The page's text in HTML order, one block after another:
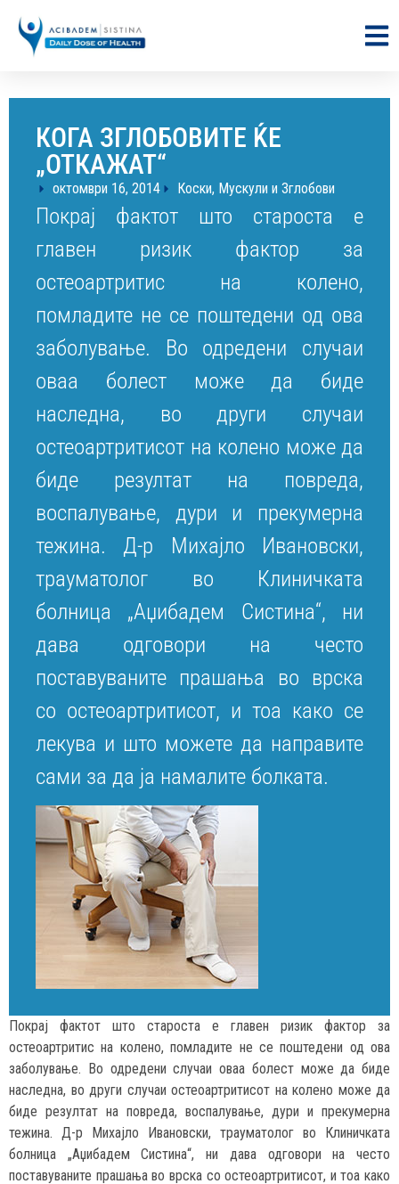
КОГА ЗГЛОБОВИТЕ ЌЕ
„ОТКАЖАТ“
октомври 16, 2014 Коски, Мускули и Зглобови
Покрај фактот што староста е
главен ризик фактор за
остеоартритис на колено,
помладите не се поштедени од ова
заболување. Во одредени случаи
оваа болест може да биде
наследна, во други случаи
остеоартритисот на колено може да
биде резултат на повреда,
воспалување, дури и прекумерна
тежина. Д-р Михајло Ивановски,
трауматолог во Клиничката
болница „Аџибадем Систина“, ни
дава одговори на често
поставуваните прашања во врска
со остеоартритисот, и тоа како се
лекува и што можете да направите
сами за да ја намалите болката.
Покрај фактот што староста е главен ризик фактор за
остеоартритис на колено, помладите не се поштедени од ова
заболување. Во одредени случаи оваа болест може да биде
наследна, во други случаи остеоартритисот на колено може да
биде резултат на повреда, воспалување, дури и прекумерна
тежина. Д-р Михајло Ивановски, трауматолог во Клиничката
болница „Аџибадем Систина“, ни дава одговори на често
поставуваните прашања во врска со остеоартритисот, и тоа како